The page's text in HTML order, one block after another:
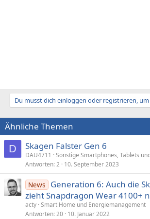
Du musst dich einloggen oder registrieren,
Ähnliche Themen
D Skagen Falster Gen 6
DAU4711
Sonstige Smartphones, Tablets
Antworten 2 10. September 2023
News
Generation 6: Auch die
zieht Snapdragon Wear 4100+
acty Smart Home und Energiemanagement
Antworten 20 10. Januar 2022